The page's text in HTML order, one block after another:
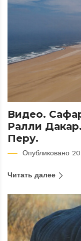
Видео.
Ралли
Перу.
Опубликовано
Читать далее